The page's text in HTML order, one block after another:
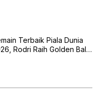
Terbaik Piala Dunia
Rodri Raih Golden Ball